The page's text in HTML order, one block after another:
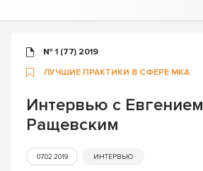
№ 1 (77) 2019
ЛУЧШИЕ ПРАКТИКИ В СФЕРЕ МКА
Интервью с Евгением
Ращевским
07.02.2019 ИНТЕРВЬЮ